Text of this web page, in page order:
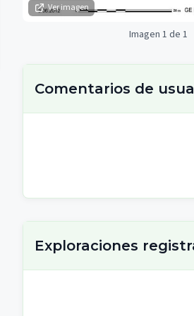
Ver imagen
Imagen 1 de 1
Comentarios de
Exploraciones